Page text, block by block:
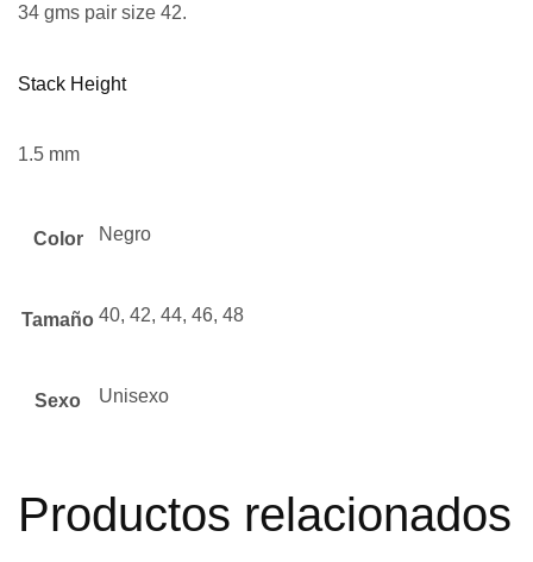
34 gms pair size 42.
Stack Height
1.5 mm
Color Negro
Tamaño 40, 42, 44, 46, 48
Sexo Unisexo
Productos relacionados